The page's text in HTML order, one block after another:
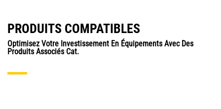
PRODUITS COMPATIBLES
Optimisez Votre Investissement En Équipements Avec Des
Produits Associés Cat.